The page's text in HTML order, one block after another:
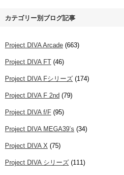
カテゴリー別ブログ記事
Project DIVA Arcade (663)
Project DIVA FT (46)
Project DIVA Fシリーズ (174)
Project DIVA F 2nd (79)
Project DIVA f/F (95)
Project DIVA MEGA39’s (34)
Project DIVA X (75)
Project DIVA シリーズ (111)